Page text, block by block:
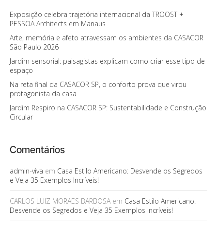
Exposição celebra trajetória internacional da TROOST +
PESSOA Architects em Manaus
Arte, memória e afeto atravessam os ambientes da CASACOR
São Paulo 2026
Jardim sensorial: paisagistas explicam como criar esse tipo de
espaço
Na reta final da CASACOR SP, o conforto prova que virou
protagonista da casa
Jardim Respiro na CASACOR SP: Sustentabilidade e Construção
Circular
Comentários
admin-viva em Casa Estilo Americano: Desvende os Segredos
e Veja 35 Exemplos Incríveis!
CARLOS LUIZ MORAES BARBOSAem Casa Estilo Americano:
Desvende os Segredos e Veja 35 Exemplos Incríveis!